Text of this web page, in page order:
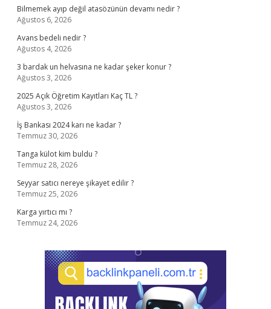
Bilmemek ayıp değil atasözünün devamı nedir ?
Ağustos 6, 2026
Avans bedeli nedir ?
Ağustos 4, 2026
3 bardak un helvasına ne kadar şeker konur ?
Ağustos 3, 2026
2025 Açık Öğretim Kayıtları Kaç TL ?
Ağustos 3, 2026
İş Bankası 2024 karı ne kadar ?
Temmuz 30, 2026
Tanga külot kim buldu ?
Temmuz 28, 2026
Seyyar satıcı nereye şikayet edilir ?
Temmuz 25, 2026
Karga yırtıcı mı ?
Temmuz 24, 2026